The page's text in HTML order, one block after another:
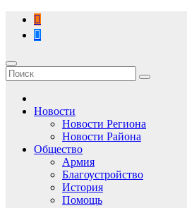
Перейти
содержимому
Новости
Новости Региона
Новости Района
Общество
Армия
Благоустройство
История
Помощь